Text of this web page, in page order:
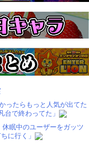
ったらもっと人気が出てた
で終わってた」
休眠中のユーザーをガッツ
に行く」